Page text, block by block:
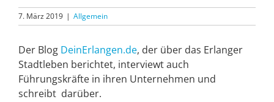
7. März 2019 | Allgemein
Der Blog DeinErlangen.de, der über das Erlanger
Stadtleben berichtet, interviewt auch
Führungskräfte in ihren Unternehmen und
schreibt darüber.